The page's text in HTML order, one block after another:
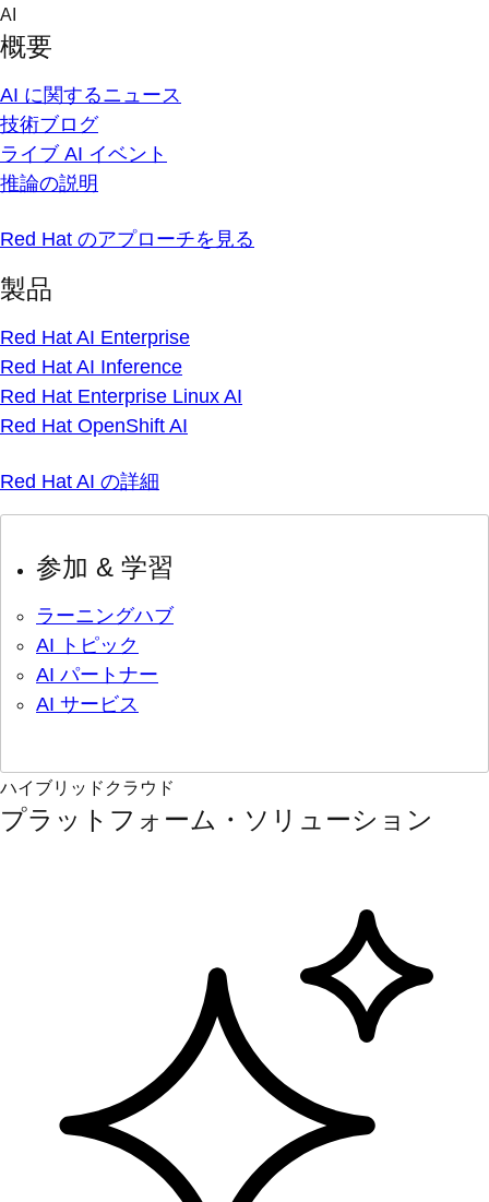
Skip
content
AI
概要
AI に関するニュース
技術ブログ
ライブ AI イベント
推論の説明
Red Hat のアプローチを見る
製品
Red Hat AI Enterprise
Red Hat AI Inference
Red Hat Enterprise Linux AI
Red Hat OpenShift AI
Red Hat AI の詳細
参加 & 学習
ラーニングハブ
AI トピック
AI パートナー
AI サービス
ハイブリッドクラウド
プラットフォーム・ソリューション